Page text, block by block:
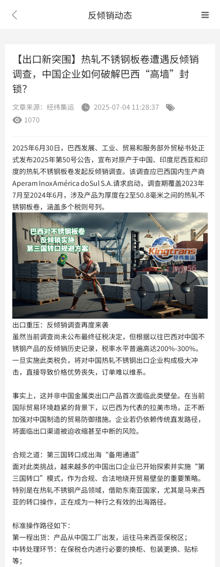
 反倾销动态 
【出口新突围】热轧不锈钢板卷遭遇反倾销
调查，中国企业如何破解巴西“高墙”封
锁？
文章来源：经纬集运  2025-07-04 11:28:37

 1070
2025年6月30日，巴西发展、工业、贸易和服务部外贸秘书处正
式发布2025年第50号公告，宣布对原产于中国、印度尼西亚和印
度的热轧不锈钢板卷发起反倾销调查。该调查应巴西国内生产商
Aperam Inox América do Sul S.A.请求启动，调查期覆盖2023年
7月至2024年6月，涉及产品为厚度在2至50.8毫米之间的热轧不
锈钢板卷，涵盖多个税则号列。
出口重压：反倾销调查再度来袭
虽然当前调查尚未公布最终征税决定，但根据以往巴西对中国不
锈钢产品的反倾销历史记录，税率水平普遍高达200%-300%。
一旦实施此类税负，将对中国热轧不锈钢出口企业构成极大冲
击，直接导致价格优势丧失，订单难以维系。
事实上，这并非中国金属类出口产品首次面临此类壁垒。在当前
国际贸易环境趋紧的背景下，以巴西为代表的拉美市场，正不断
加强对中国制造的贸易防御措施。企业若仍依赖传统直发路径，
将面临出口渠道被迫收缩甚至中断的风险。
合规之道：第三国转口成出海“备用通道”
面对此类挑战，越来越多的中国出口企业已开始探索并实施“第
三国转口”模式，作为合规、合法地绕开贸易壁垒的重要策略。
特别是在热轧不锈钢产品领域，借助东南亚国家，尤其是马来西
亚的转口操作，正在成为一种行之有效的出海路径。
标准操作路径如下：
第一程出货：产品从中国工厂出发，运往马来西亚保税区；
中转处理环节：在保税仓内进行必要的换柜、包装更换、贴标
等；